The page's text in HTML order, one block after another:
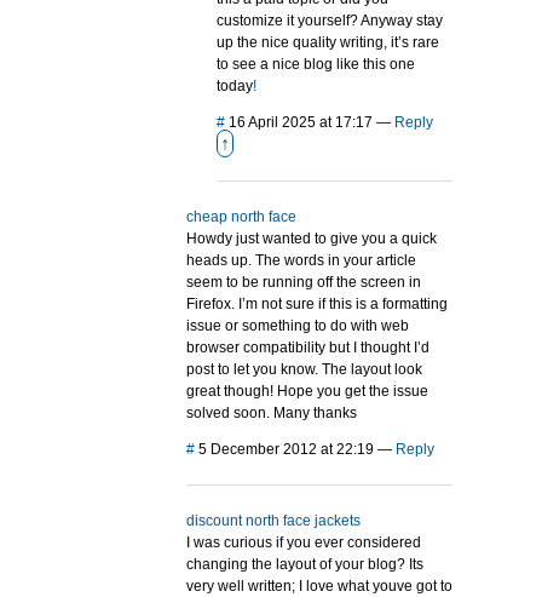
customize it yourself? Anyway stay
up the nice quality writing, it’s rare
to see a nice blog like this one
today!
# 16 April 2025 at 17:17 — Reply
↑
cheap north face
Howdy just wanted to give you a quick
heads up. The words in your article
seem to be running off the screen in
Firefox. I’m not sure if this is a formatting
issue or something to do with web
browser compatibility but I thought I’d
post to let you know. The layout look
great though! Hope you get the issue
solved soon. Many thanks
# 5 December 2012 at 22:19 — Reply
discount north face jackets
I was curious if you ever considered
changing the layout of your blog? Its
very well written; I love what youve got to